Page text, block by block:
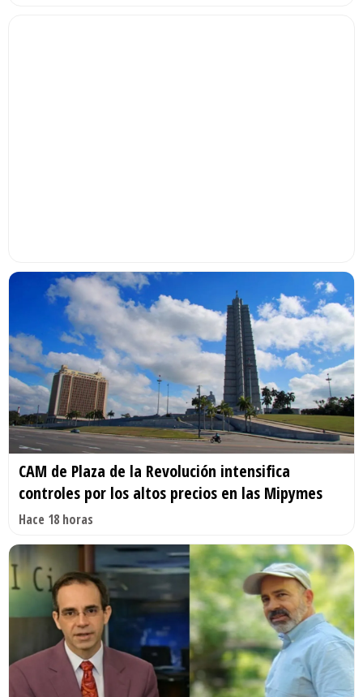
CAM de Plaza de la Revolución intensifica
controles por los altos precios en las Mipymes
Hace 18 horas